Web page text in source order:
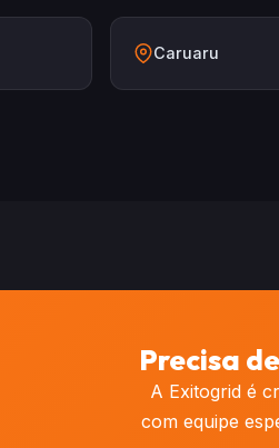
Caruaru
Precisa
A Exitogrid é
com equipe